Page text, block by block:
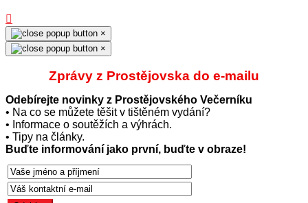
×
×
Zprávy z Prostějovska do e‑mailu
Odebírejte novinky z Prostějovského Večerníku
• Na co se můžete těšit v tištěném vydání?
• Informace o soutěžích a výhrách.
• Tipy na články.
Buďte informování jako první, buďte v obraze!